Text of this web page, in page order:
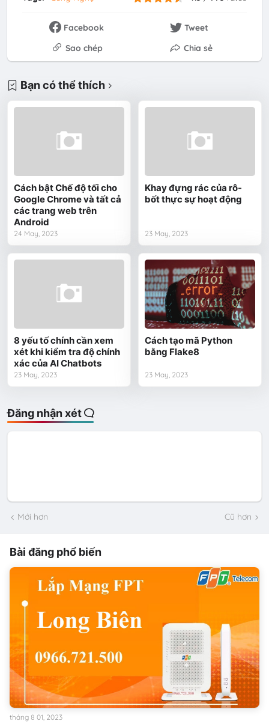
Facebook
Tweet
Sao chép
Chia sẻ
Bạn có thể thích
Cách bật Chế độ tối cho
Google Chrome và tất cả
các trang web trên
Android
24 May, 2023
Khay đựng rác của rô-
bốt thực sự hoạt động
23 May, 2023
8 yếu tố chính cần xem
xét khi kiểm tra độ chính
xác của AI Chatbots
23 May, 2023
Cách tạo mã Python
bằng Flake8
23 May, 2023
Đăng nhận xét
Mới hơn Cũ hơn
Bài đăng phổ biến
tháng 8 01, 2023